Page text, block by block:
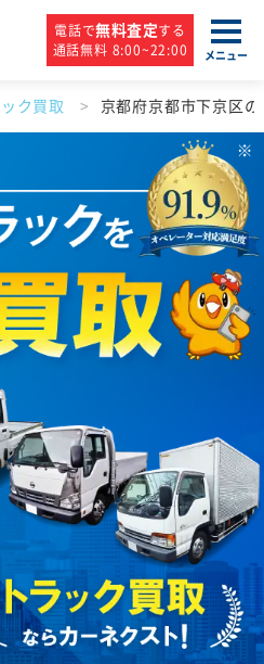
電話で無料査定する
通話無料 8:00~22:00
メニュー
ク買取 京都府京都市下京区